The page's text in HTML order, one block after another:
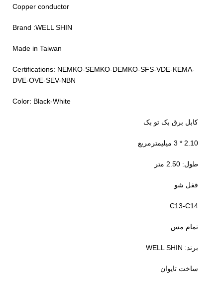
Copper conductor
Brand :WELL SHIN
Made in Taiwan
Certifications: NEMKO-SEMKO-DEMKO-SFS-VDE-KEMA-
DVE-OVE-SEV-NBN
Color: Black-White
کابل برق بک تو بک
2.10 * 3 میلیمترمربع
طول: 2.50 متر
قفل شو
C13-C14
تمام مس
برند: WELL SHIN
ساخت تایوان